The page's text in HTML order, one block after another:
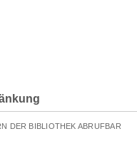
DER BIBLIOTHEK ABRUFBAR